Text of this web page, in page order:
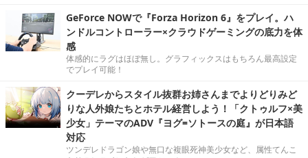
GeForce NOWで『Forza Horizon 6』をプレイ。ハ
ンドルコントローラー×クラウドゲーミングの底力を体
感
体感的にラグはほぼ無し。グラフィックスはもちろん最高設定
でプレイ可能！
クーデレからスタイル抜群お姉さんまでよりどりみど
りな人外娘たちとホテル経営しよう！「クトゥルフ×美
少女」テーマのADV『ヨグ=ソトースの庭』が日本語
対応
ツンデレドラゴン娘や無口な複眼死神美少女など、属性てんこ